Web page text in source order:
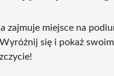
zajmuje miejsce na
się i pokaż